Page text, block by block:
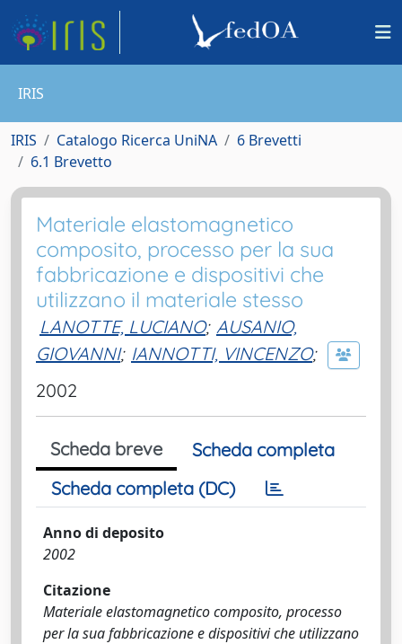
IRIS
IRIS Catalogo Ricerca UniNA
6 Brevetti
6.1 Brevetto
Materiale elastomagnetico
composito, processo per la sua
fabbricazione e dispositivi che
utilizzano il materiale stesso
LANOTTE, LUCIANO; AUSANIO,
GIOVANNI; IANNOTTI, VINCENZO;
2002
Scheda breve
Scheda completa
Scheda completa (DC)
Anno di deposito
2002
Citazione
Materiale elastomagnetico composito, processo
per la sua fabbricazione e dispositivi che utilizzano